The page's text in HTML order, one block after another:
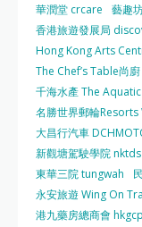
華潤堂 crcare
藝趣
香港旅遊發展局
Hong Kong Arts
The Chef’s Table尚廚
千海水產 The
名勝世界郵輪
大昌行汽車
新觀塘駕駛學院 nktds
東華三院 tungwah
永安旅遊 Wing On
港九藥房總商會